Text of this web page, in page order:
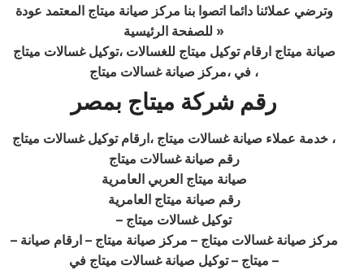
وترضي عملائنا دائما اتصوا بنا مركز صيانة ميتاج المعتمد عودة
للصفحة الرئيسية »
صيانة ميتاج ارقام توكيل ميتاج للغسالات ،توكيل غسالات ميتاج
في ،مركز صيانة غسالات ميتاج ،
رقم شركة ميتاج بمصر
خدمة عملاء صيانة غسالات ميتاج ،ارقام توكيل غسالات ميتاج ،
رقم صيانة غسالات ميتاج
صيانة ميتاج العربي العامرية
رقم صيانة ميتاج العامرية
– توكيل غسالات ميتاج
– مركز صيانة غسالات ميتاج – مركز صيانة ميتاج – ارقام صيانة
ميتاج – توكيل صيانة غسالات ميتاج في –